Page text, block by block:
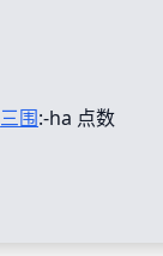
三围:-ha 点数